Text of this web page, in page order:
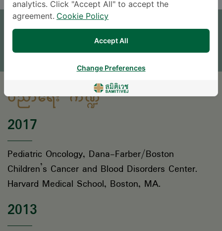
ရက်ချိန်းယူရန်
မေးစရာရှိရင် မေးခဲ့ပါ။
* လူကြီးမင်း၏ စုံစမ်းမေးမြန်းမှုကိုလူနာအထောက်အကူပြုဌာနမှ အကြောင်းပြန်ကြားပေးပါမည်။
ပညာရေး ကဏ္ဍ
2017
Pediatric Oncology, Dana-Farber/Boston
Children’s Cancer and Blood Disorders Center.
Harvard Medical School, Boston, MA.
2013
analytics. Click "Accept All" to accept the
agreement. Cookie Policy
Accept All
Change Preferences